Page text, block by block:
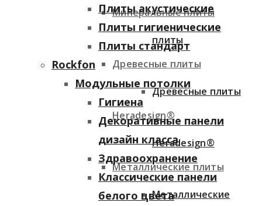
Минеральные плиты
Древесные плиты
Heradesign®
Металлические плиты
плиты
Древесные плиты
Heradesign®
Металлические
Плиты акустические
Плиты гигиенические
Плиты стандарт
Rockfon
Модульные потолки
Гигиена
Декоративные панели
дизайн класса
Здравоохранение
Классические панели
белого цвета